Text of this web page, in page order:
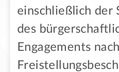
einschließlich der
des
Engagements